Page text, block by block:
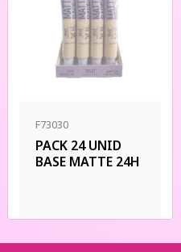
F73030
PACK 24 UNID
BASE MATTE 24H